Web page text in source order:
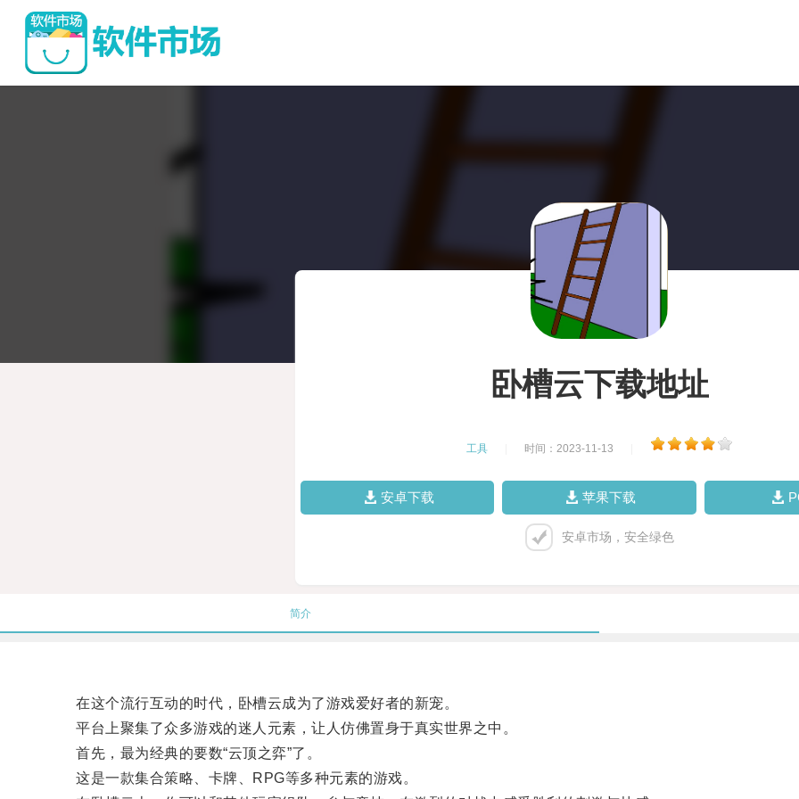
卧槽云下载地址
工具 时间：2023-11-13
安卓下载 苹果下载
安卓市场，安全绿色
简介
在这个流行互动的时代，卧槽云成为了游戏爱好者的新宠。
平台上聚集了众多游戏的迷人元素，让人仿佛置身于真实世界之中。
首先，最为经典的要数“云顶之弈”了。
这是一款集合策略、卡牌、RPG等多种元素的游戏。